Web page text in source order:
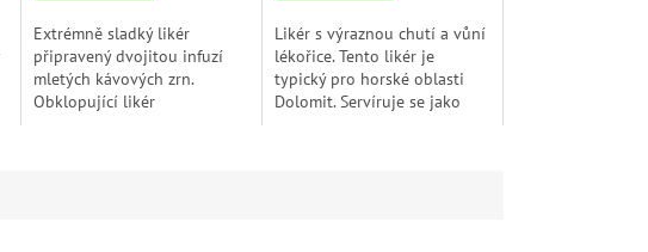
Extrémně sladký likér
připravený dvojitou infuzí
mletých kávových zrn.
Obklopující likér
Likér s výraznou chutí a vůní
lékořice. Tento likér je
typický pro horské oblasti
Dolomit. Servíruje se jako